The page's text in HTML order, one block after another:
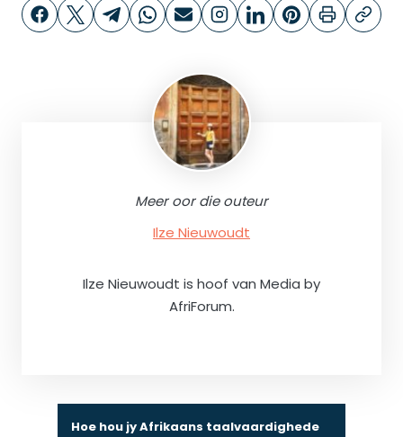
Meer oor die outeur
Ilze Nieuwoudt
Ilze Nieuwoudt is hoof van Media by
AfriForum.
Hoe hou jy Afrikaans taalvaardighede